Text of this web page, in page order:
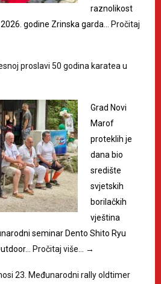
raznolikost
godine Zrinska garda…
Pročitaj
proslavi 50 godina karatea u
Grad Novi
Marof
proteklih je
dana bio
središte
svjetskih
borilačkih
vještina
seminar Dento Shito Ryu
Pročitaj više… →
23. Međunarodni rally oldtimer